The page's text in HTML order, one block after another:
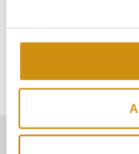
55435 Gau-
06725/910-
Onze